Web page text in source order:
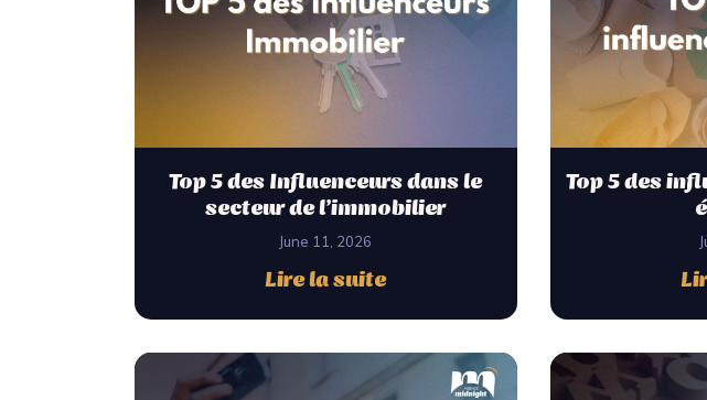
Top 5 des Influenceurs dans le
secteur de l’immobilier
June 11, 2026
Lire la suite
Top 5 des